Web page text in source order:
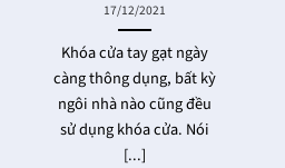
17/12/2021
Khóa cửa tay gạt ngày
càng thông dụng, bất kỳ
ngôi nhà nào cũng đều
sử dụng khóa cửa. Nói
[...]